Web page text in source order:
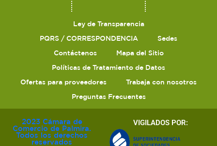
Ley de Transparencia
PQRS / CORRESPONDENCIA
Sedes
Contáctenos
Mapa del Sitio
Políticas de Tratamiento de Datos
Ofertas para proveedores
Trabaja con nosotros
Preguntas Frecuentes
2023 Cámara de
Comercio de Palmira.
Todos los derechos
reservados
VIGILADOS POR: